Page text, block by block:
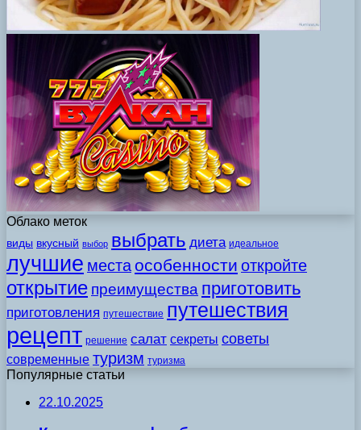
Облако меток
виды вкусный выбор выбрать диета идеальное
лучшие места особенности откройте
открытие преимущества приготовить
приготовления путешествие путешествия
рецепт решение салат секреты советы
современные туризм туризма
Популярные статьи
22.10.2025